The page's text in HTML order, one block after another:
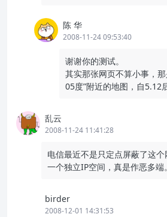
陈 华
2008-11-24 09:53:40
谢谢你的测试。
其实那张网页不算小事，
05度”附近的地图，自5.12
乱云
2008-11-24 11:41:28
电信最近不是只定点屏蔽了这
一个独立IP空间，真是作恶多端。
birder
2008-12-01 14:31:53